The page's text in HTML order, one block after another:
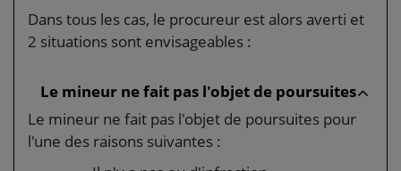
Dans tous les cas, le procureur est alors averti et
2 situations sont envisageables :
Le mineur ne fait pas l'objet de poursuites
Le mineur ne fait pas l'objet de poursuites pour
l'une des raisons suivantes :